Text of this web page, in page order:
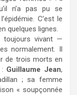
n’a pas pu se
C’est le
quelques lignes.
toujours vivant —
normalement. Il
de trois morts en
Guillaume Jean,
; sa femme
« soupçonnée